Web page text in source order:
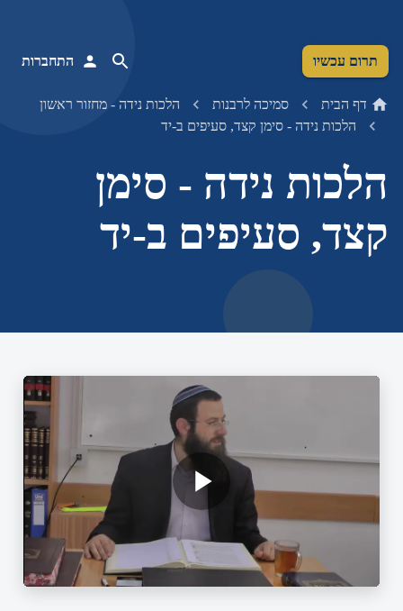
תרום עכשיו התחברות
דף הבית סמיכה לרבנות
הלכות נידה - מחזור ראשון
הלכות נידה - סימן קצד, סעיפים ב-יד
הלכות נידה - סימן
קצד, סעיפים ב-יד